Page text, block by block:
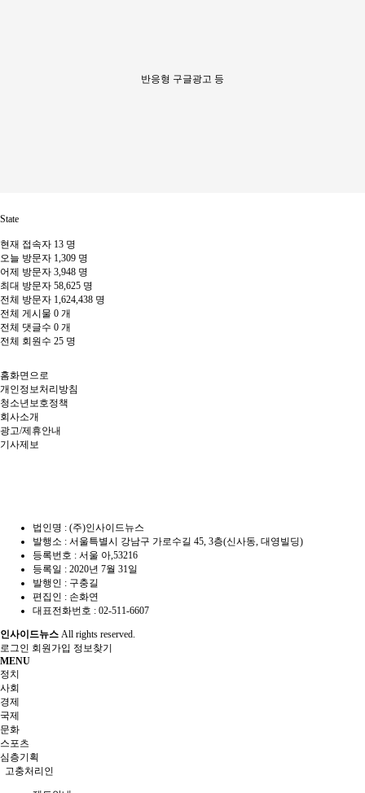
반응형 구글광고 등
State
현재 접속자 13 명
오늘 방문자 1,309 명
어제 방문자 3,948 명
최대 방문자 58,625 명
전체 방문자 1,624,438 명
전체 게시물 0 개
전체 댓글수 0 개
전체 회원수 25 명
홈화면으로
개인정보처리방침
청소년보호정책
회사소개
광고/제휴안내
기사제보
법인명 : (주)인사이드뉴스
발행소 : 서울특별시 강남구 가로수길 45, 3층(신사동, 대영빌딩)
등록번호 : 서울 아,53216
등록일 : 2020년 7월 31일
발행인 : 구충길
편집인 : 손화연
대표전화번호 : 02-511-6607
인사이드뉴스 All rights reserved.
로그인 회원가입 정보찾기
MENU
정치
사회
경제
국제
문화
스포츠
심층기획
고충처리인